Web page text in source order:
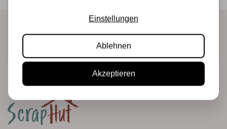
Einstellungen
Ablehnen
Akzeptieren